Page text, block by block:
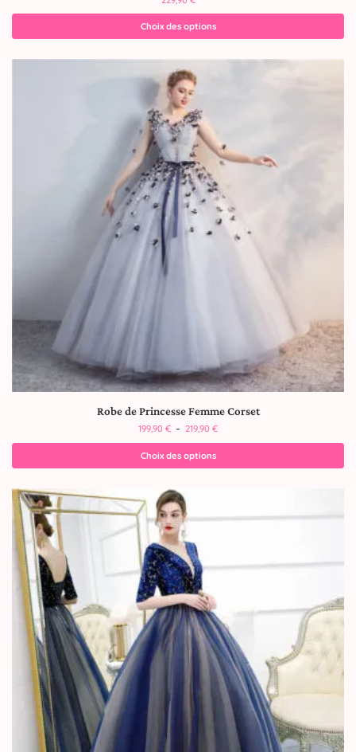
Choix des options
Robe de Princesse Femme Corset
199,90 € – 219,90 €
Choix des options